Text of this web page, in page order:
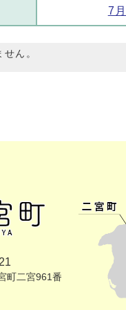
7
ん。
町二宮961番